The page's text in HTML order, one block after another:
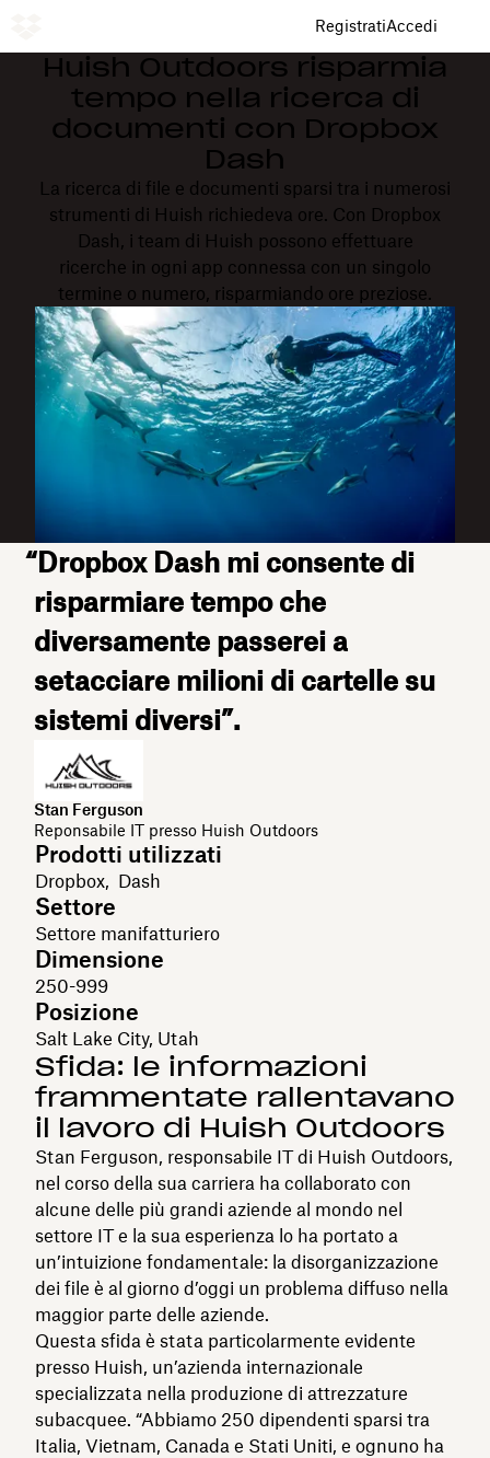
RegistratiAccedi
Huish Outdoors risparmia
tempo nella ricerca di
documenti con Dropbox
Dash
La ricerca di file e documenti sparsi tra i numerosi
strumenti di Huish richiedeva ore. Con Dropbox
Dash, i team di Huish possono effettuare
ricerche in ogni app connessa con un singolo
termine o numero, risparmiando ore preziose.
“Dropbox Dash mi consente di
risparmiare tempo che
diversamente passerei a
setacciare milioni di cartelle su
sistemi diversi”.
Stan Ferguson
Reponsabile IT presso Huish Outdoors
Prodotti utilizzati
Dropbox, Dash
Settore
Settore manifatturiero
Dimensione
250-999
Posizione
Salt Lake City, Utah
Sfida: le informazioni
frammentate rallentavano
il lavoro di Huish Outdoors
Stan Ferguson, responsabile IT di Huish Outdoors,
nel corso della sua carriera ha collaborato con
alcune delle più grandi aziende al mondo nel
settore IT e la sua esperienza lo ha portato a
un’intuizione fondamentale: la disorganizzazione
dei file è al giorno d’oggi un problema diffuso nella
maggior parte delle aziende.
Questa sfida è stata particolarmente evidente
presso Huish, un’azienda internazionale
specializzata nella produzione di attrezzature
subacquee. “Abbiamo 250 dipendenti sparsi tra
Italia, Vietnam, Canada e Stati Uniti, e ognuno ha